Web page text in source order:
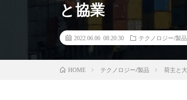
と協業
2022.06.06 08:20:30 テクノロジー/製品
HOME テクノロジー/製品 荷主と